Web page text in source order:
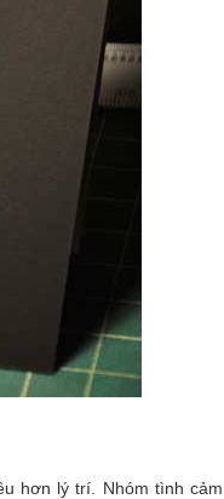
hơn lý trí. Nhóm tình cảm